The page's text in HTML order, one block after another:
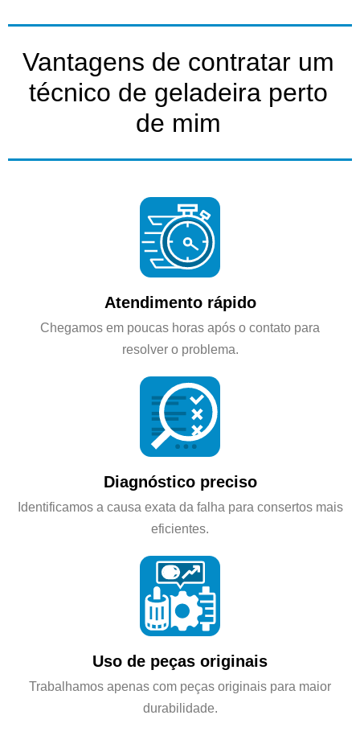
Vantagens de contratar um
técnico de geladeira perto
de mim
Atendimento rápido
Chegamos em poucas horas após o contato para
resolver o problema.
Diagnóstico preciso
Identificamos a causa exata da falha para consertos mais
eficientes.
Uso de peças originais
Trabalhamos apenas com peças originais para maior
durabilidade.